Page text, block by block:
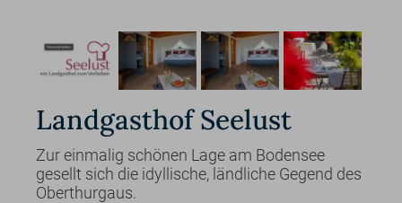
Landgasthof Seelust
Zur einmalig schönen Lage am Bodensee
gesellt sich die idyllische, ländliche Gegend des
Oberthurgaus.